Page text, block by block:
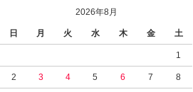
2026年8月
日 月 火 水 木 金 土
1
2 3 4 5 6 7 8